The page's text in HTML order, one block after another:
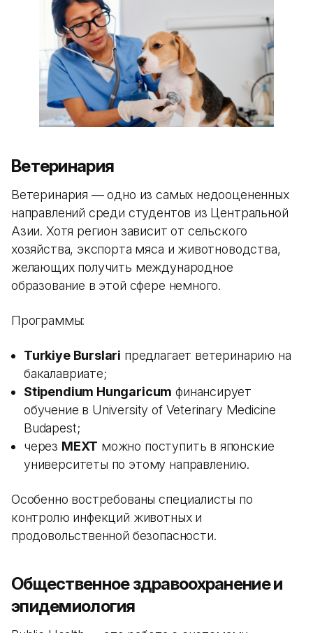
Ветеринария
Ветеринария — одно из самых недооцененных
направлений среди студентов из Центральной
Азии. Хотя регион зависит от сельского
хозяйства, экспорта мяса и животноводства,
желающих получить международное
образование в этой сфере немного.
Программы:
Turkiye Burslari предлагает ветеринарию на
бакалавриате;
Stipendium Hungaricum финансирует
обучение в University of Veterinary Medicine
Budapest;
через MEXT можно поступить в японские
университеты по этому направлению.
Особенно востребованы специалисты по
контролю инфекций животных и
продовольственной безопасности.
Общественное здравоохранение и
эпидемиология